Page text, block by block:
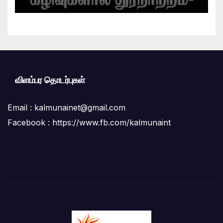
பொதுமக்கள் பெரும் அவதி ;மாநகர
சபை மற்றும் சுகாதாரப் பிரிவினர் மீது
விளம்பர தொடர்புகள்
Email : kalmunainet@gmail.com
Facebook : https://www.fb.com/kalmunaint